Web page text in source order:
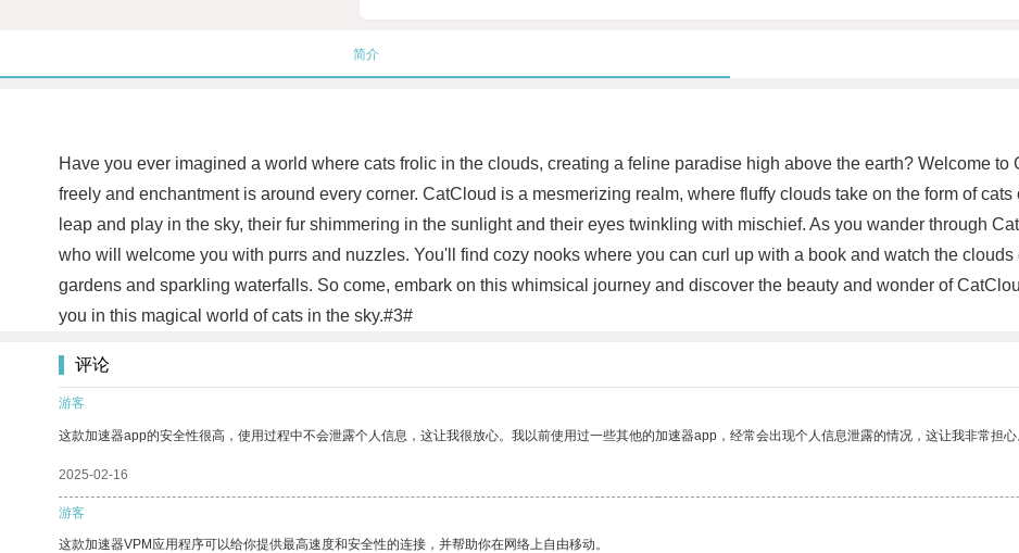
简介
Have you ever imagined a world where cats frolic in the clouds, creating a feline paradise high above the earth? Welcome
freely and enchantment is around every corner. CatCloud is a mesmerizing realm, where fluffy clouds take on the form of
leap and play in the sky, their fur shimmering in the sunlight and their eyes twinkling with mischief. As you wander through
who will welcome you with purrs and nuzzles. You'll find cozy nooks where you can curl up with a book and watch the
gardens and sparkling waterfalls. So come, embark on this whimsical journey and discover the beauty and wonder of
you in this magical world of cats in the sky.#3#
评论
游客
这款加速器app的安全性很高，使用过程中不会泄露个人信息，这让我很放心。我以前使用过一些其他的加速器app，经常会出现个人信息泄露的情况，这让我非常担心
2025-02-16
游客
这款加速器VPM应用程序可以给你提供最高速度和安全性的连接，并帮助你在网络上自由移动。